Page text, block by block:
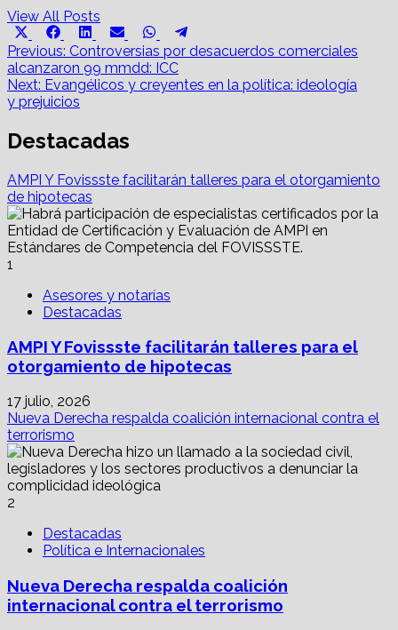
View All Posts
Share
on
(Twitter)
Share
on
Facebook
Share
on
LinkedIn
Share
on
Email
Share
on
WhatsApp
on
Post
navigation
Previous: Controversias por desacuerdos comerciales
alcanzaron 99 mmdd: ICC
Next: Evangélicos y creyentes en la política: ideología
y prejuicios
Destacadas
AMPI Y Fovissste facilitarán talleres para el otorgamiento
de hipotecas
1
Asesores y notarías
Destacadas
AMPI Y Fovissste facilitarán talleres para el
otorgamiento de hipotecas
17 julio, 2026
Nueva Derecha respalda coalición internacional contra el
terrorismo
2
Destacadas
Política e Internacionales
Nueva Derecha respalda coalición
internacional contra el terrorismo